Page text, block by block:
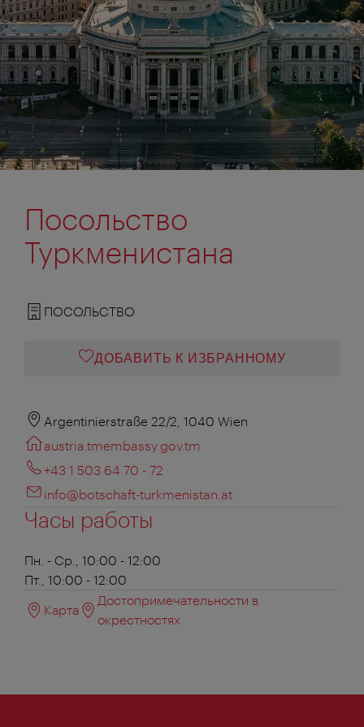
Посольство
Туркменистана
ПОСОЛЬСТВО
ДОБАВИТЬ К ИЗБРАННОМУ
Argentinierstraße 22/2, 1040 Wien
austria.tmembassy.gov.tm
+43 1 503 64 70 - 72
info@botschaft-turkmenistan.at
Часы работы
Пн. - Ср., 10:00 - 12:00
Пт., 10:00 - 12:00
Карта
Достопримечательности в
окрестностях